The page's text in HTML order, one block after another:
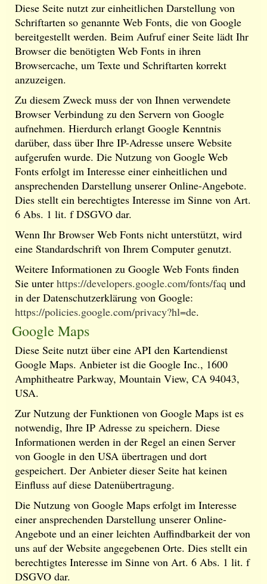
Diese Seite nutzt zur einheitlichen Darstellung von
Schriftarten so genannte Web Fonts, die von Google
bereitgestellt werden. Beim Aufruf einer Seite lädt Ihr
Browser die benötigten Web Fonts in ihren
Browsercache, um Texte und Schriftarten korrekt
anzuzeigen.
Zu diesem Zweck muss der von Ihnen verwendete
Browser Verbindung zu den Servern von Google
aufnehmen. Hierdurch erlangt Google Kenntnis
darüber, dass über Ihre IP-Adresse unsere Website
aufgerufen wurde. Die Nutzung von Google Web
Fonts erfolgt im Interesse einer einheitlichen und
ansprechenden Darstellung unserer Online-Angebote.
Dies stellt ein berechtigtes Interesse im Sinne von Art.
6 Abs. 1 lit. f DSGVO dar.
Wenn Ihr Browser Web Fonts nicht unterstützt, wird
eine Standardschrift von Ihrem Computer genutzt.
Weitere Informationen zu Google Web Fonts finden
Sie unter https://developers.google.com/fonts/faq und
in der Datenschutzerklärung von Google:
https://policies.google.com/privacy?hl=de.
Google Maps
Diese Seite nutzt über eine API den Kartendienst
Google Maps. Anbieter ist die Google Inc., 1600
Amphitheatre Parkway, Mountain View, CA 94043,
USA.
Zur Nutzung der Funktionen von Google Maps ist es
notwendig, Ihre IP Adresse zu speichern. Diese
Informationen werden in der Regel an einen Server
von Google in den USA übertragen und dort
gespeichert. Der Anbieter dieser Seite hat keinen
Einfluss auf diese Datenübertragung.
Die Nutzung von Google Maps erfolgt im Interesse
einer ansprechenden Darstellung unserer Online-
Angebote und an einer leichten Auffindbarkeit der von
uns auf der Website angegebenen Orte. Dies stellt ein
berechtigtes Interesse im Sinne von Art. 6 Abs. 1 lit. f
DSGVO dar.